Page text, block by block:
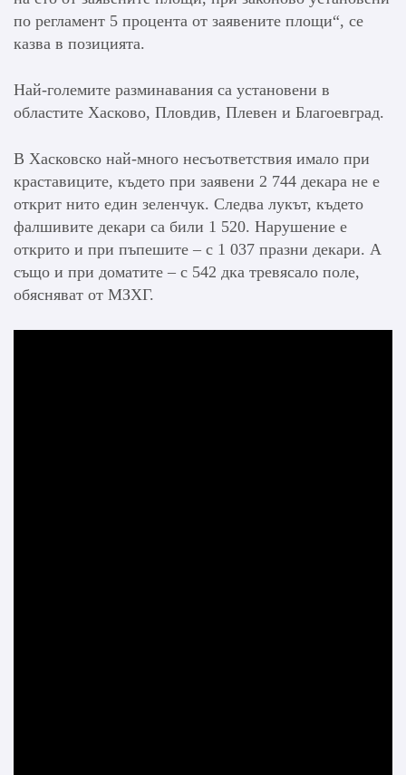
по регламент 5 процента от заявените площи“, се
казва в позицията.
Най-големите разминавания са установени в
областите Хасково, Пловдив, Плевен и Благоевград.
В Хасковско най-много несъответствия имало при
краставиците, където при заявени 2 744 декара не е
открит нито един зеленчук. Следва лукът, където
фалшивите декари са били 1 520. Нарушение е
открито и при пъпешите – с 1 037 празни декари. А
също и при доматите – с 542 дка тревясало поле,
обясняват от МЗХГ.